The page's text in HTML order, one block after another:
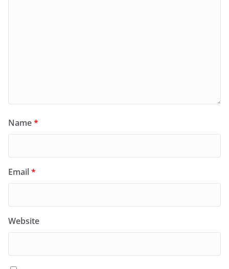
Name*
Email*
Website